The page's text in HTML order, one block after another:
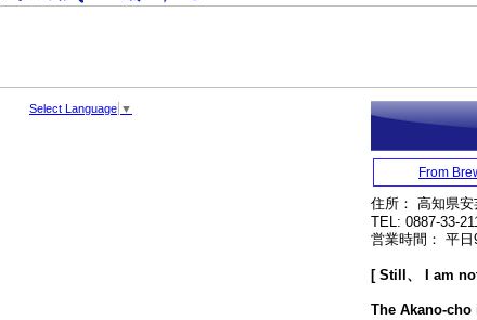
Select Language ▼
From
住所： 高知県
TEL: 0887-33-
営業時間： 平日
[ Still、 I am
The Akano-